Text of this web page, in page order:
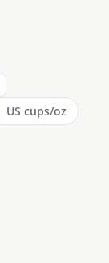
US cups/oz